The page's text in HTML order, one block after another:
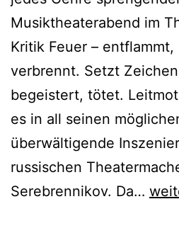
Musiktheaterabend im
Kritik Feuer –
verbrennt. Setzt
begeistert, tötet.
es in all seinen
überwältigende
russischen
Serebrennikov. Da…